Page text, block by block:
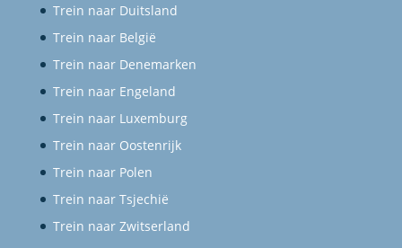
Trein naar Duitsland
Trein naar België
Trein naar Denemarken
Trein naar Engeland
Trein naar Luxemburg
Trein naar Oostenrijk
Trein naar Polen
Trein naar Tsjechië
Trein naar Zwitserland